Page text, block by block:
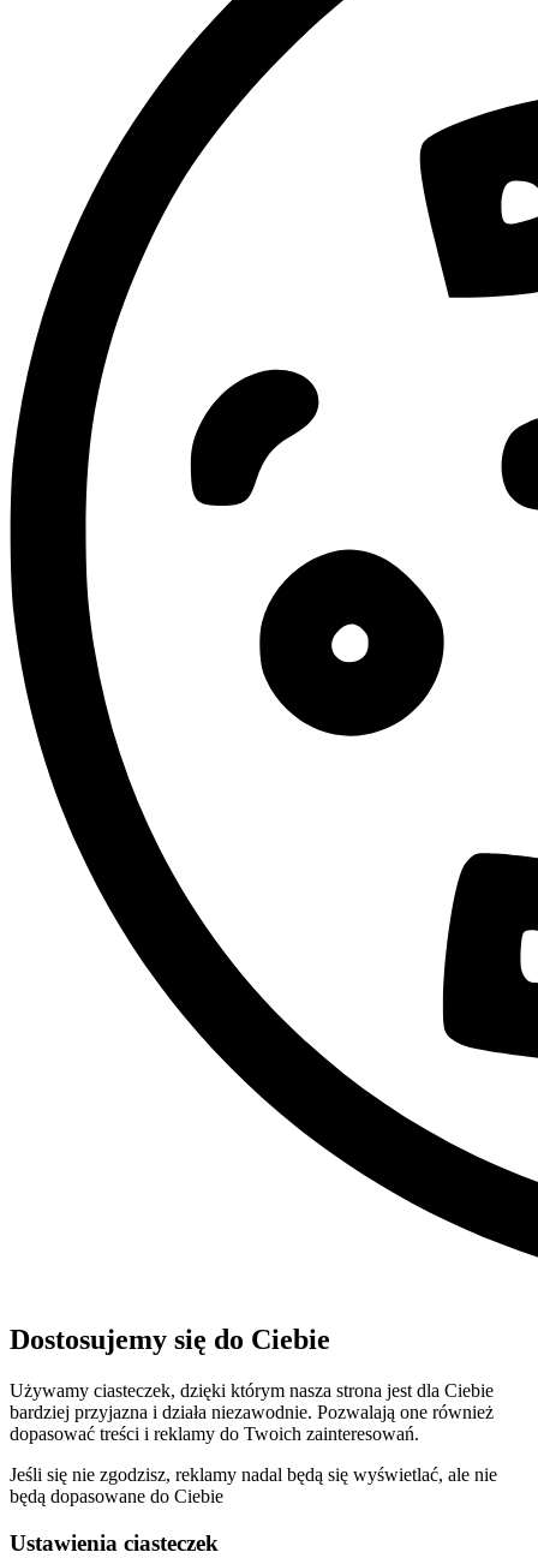
Dostosujemy się do Ciebie
Używamy ciasteczek, dzięki którym nasza strona jest dla Ciebie
bardziej przyjazna i działa niezawodnie. Pozwalają one również
dopasować treści i reklamy do Twoich zainteresowań.
Jeśli się nie zgodzisz, reklamy nadal będą się wyświetlać, ale nie
będą dopasowane do Ciebie
Ustawienia ciasteczek